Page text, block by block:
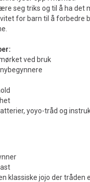
seg triks og til å ha det
for barn til å forbedre
mørket ved bruk
yoyo-tråd og
klassiske jojo der